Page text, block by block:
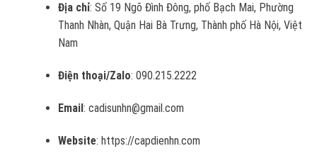
Địa chỉ: Số 19 Ngõ Đình Đông, phố Bạch Mai, Phường
Thanh Nhàn, Quận Hai Bà Trưng, Thành phố Hà Nội, Việt
Nam
Điện thoại/Zalo: 090.215.2222
Email: cadisunhn@gmail.com
Website: https://capdienhn.com